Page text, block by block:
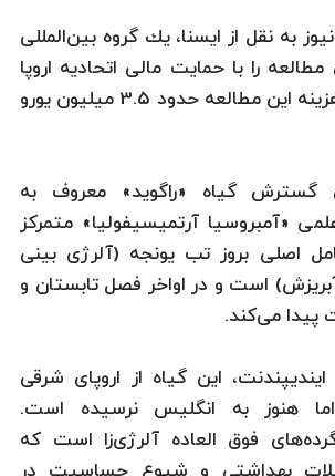
به نقل از ایسنا، یك گروه بین‌المللی
را با حمایت مالی اتحادیه اروپا
آغاز خواهند كرد. هزینه این مطالعه حدود 3.5 میلیون یورو
گسترش گیاه «راگوید» معروف به
«آمبروسیا آرتمیسیفولیا» متمركز
اصلی بروز تب یونجه (آلرژی بینی
است و در اواخر فصل تابستان و
پیدا می‌كند.
این گیاه از اروپای شرقی
هنوز به انگلیس نرسیده است.
گرده‌های فوق العاده آلرژی‌زا است كه